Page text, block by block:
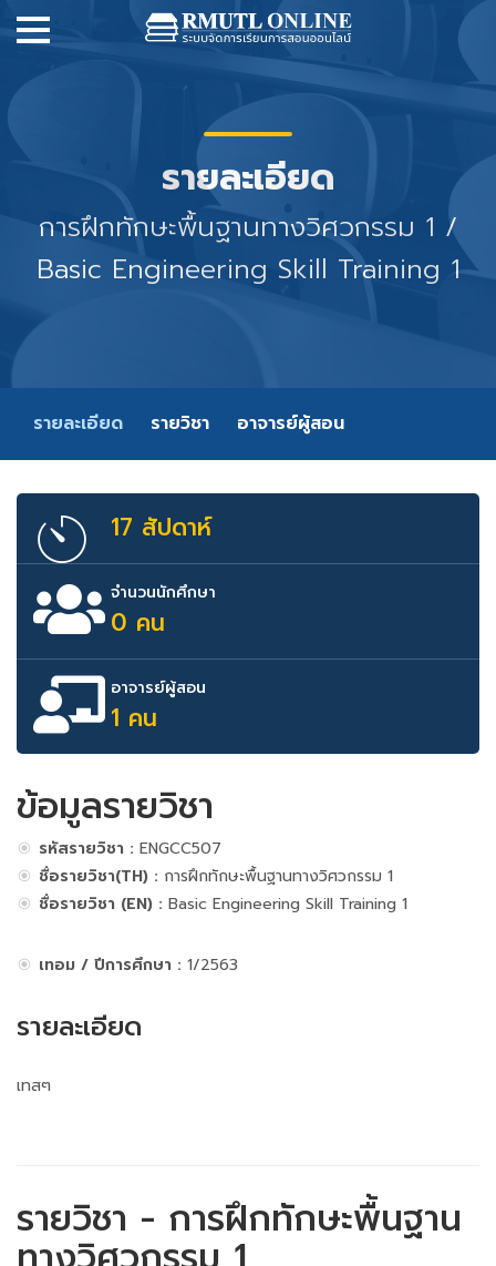
รายละเอียด
การฝึกทักษะพื้นฐานทางวิศวกรรม 1 /
Basic Engineering Skill Training 1
รายละเอียด รายวิชา อาจารย์ผู้สอน
17 สัปดาห์
จำนวนนักศึกษา
0 คน
อาจารย์ผู้สอน
1 คน
ข้อมูลรายวิชา
รหัสรายวิชา : ENGCC507
ชื่อรายวิชา(TH) : การฝึกทักษะพื้นฐานทางวิศวกรรม 1
ชื่อรายวิชา (EN) : Basic Engineering Skill Training 1
เทอม / ปีการศึกษา : 1/2563
รายละเอียด
เทสๆ
รายวิชา - การฝึกทักษะพื้นฐาน